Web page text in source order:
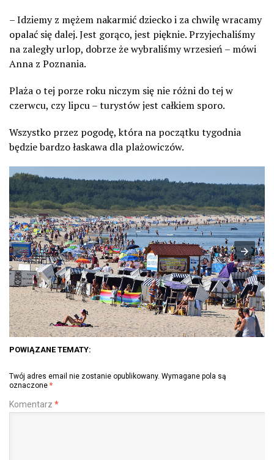
– Idziemy z mężem nakarmić dziecko i za chwilę wracamy
opalać się dalej. Jest gorąco, jest pięknie. Przyjechaliśmy
na zaległy urlop, dobrze że wybraliśmy wrzesień – mówi
Anna z Poznania.
Plaża o tej porze roku niczym się nie różni do tej w
czerwcu, czy lipcu – turystów jest całkiem sporo.
Wszystko przez pogodę, która na początku tygodnia
będzie bardzo łaskawa dla plażowiczów.
POWIĄZANE TEMATY:
Twój adres email nie zostanie opublikowany. Wymagane pola są
oznaczone *
Komentarz *